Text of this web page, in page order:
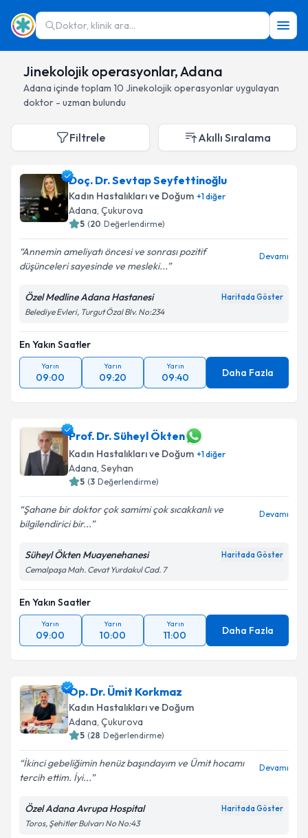
Doktor, klinik ara...
Jinekolojik operasyonlar, Adana
Adana içinde toplam 10 Jinekolojik operasyonlaruygulayan
doktor - uzman bulundu
Filtrele Akıllı Sıralama
Doç. Dr. Sevtap Seyfettinoğlu
Kadın Hastalıkları ve Doğum +1diğer
Adana, Çukurova
5 (20 Değerlendirme)
Annemin ameliyatı öncesi ve sonrası pozitif
düşünceleri sayesinde ve mesleki...
Devamı
Özel Medline Adana Hastanesi Haritada Göster
Belediye Evleri, Turgut Özal Blv. No:234
En Yakın Saatler
Yarın
09:00
Yarın
09:20
Yarın
09:40 Daha Fazla
Prof. Dr. Süheyl Ökten
Kadın Hastalıkları ve Doğum +1diğer
Adana, Seyhan
5 (3 Değerlendirme)
Şahane bir doktor çok samimi çok sıcakkanlı ve
bilgilendirici bir...
Devamı
Süheyl Ökten Muayenehanesi Haritada Göster
Cemalpaşa Mah. Cevat Yurdakul Cad. 7
En Yakın Saatler
Yarın
09:00
Yarın
10:00
Yarın
11:00 Daha Fazla
Op. Dr. Ümit Korkmaz
Kadın Hastalıkları ve Doğum
Adana, Çukurova
5 (28 Değerlendirme)
İkinci gebeliğimin henüz başındayım ve Ümit hocamı
tercih ettim. İyi...
Devamı
Özel Adana Avrupa Hospital Haritada Göster
Toros, Şehitler Bulvarı No No:43